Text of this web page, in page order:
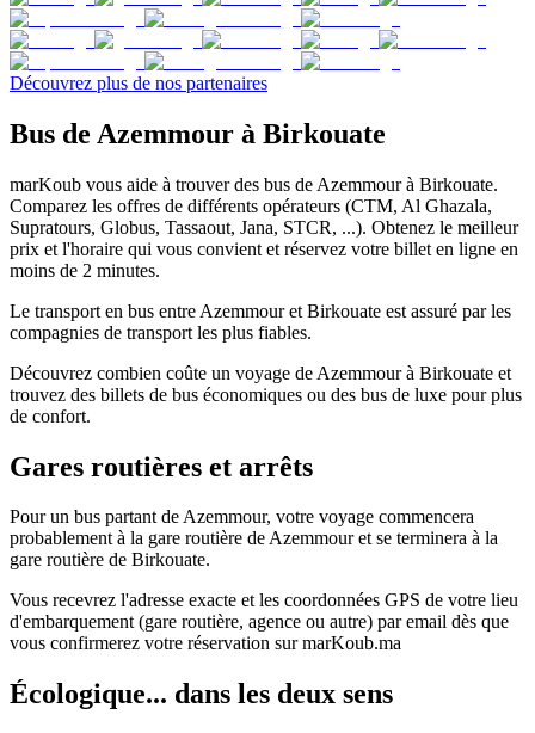
Découvrez plus de nos partenaires
Bus de Azemmour à Birkouate
marKoub vous aide à trouver des bus de Azemmour à Birkouate.
Comparez les offres de différents opérateurs (CTM, Al Ghazala,
Supratours, Globus, Tassaout, Jana, STCR, ...). Obtenez le meilleur
prix et l'horaire qui vous convient et réservez votre billet en ligne en
moins de 2 minutes.
Le transport en bus entre Azemmour et Birkouate est assuré par les
compagnies de transport les plus fiables.
Découvrez combien coûte un voyage de Azemmour à Birkouate et
trouvez des billets de bus économiques ou des bus de luxe pour plus
de confort.
Gares routières et arrêts
Pour un bus partant de Azemmour, votre voyage commencera
probablement à la gare routière de Azemmour et se terminera à la
gare routière de Birkouate.
Vous recevrez l'adresse exacte et les coordonnées GPS de votre lieu
d'embarquement (gare routière, agence ou autre) par email dès que
vous confirmerez votre réservation sur marKoub.ma
Écologique... dans les deux sens